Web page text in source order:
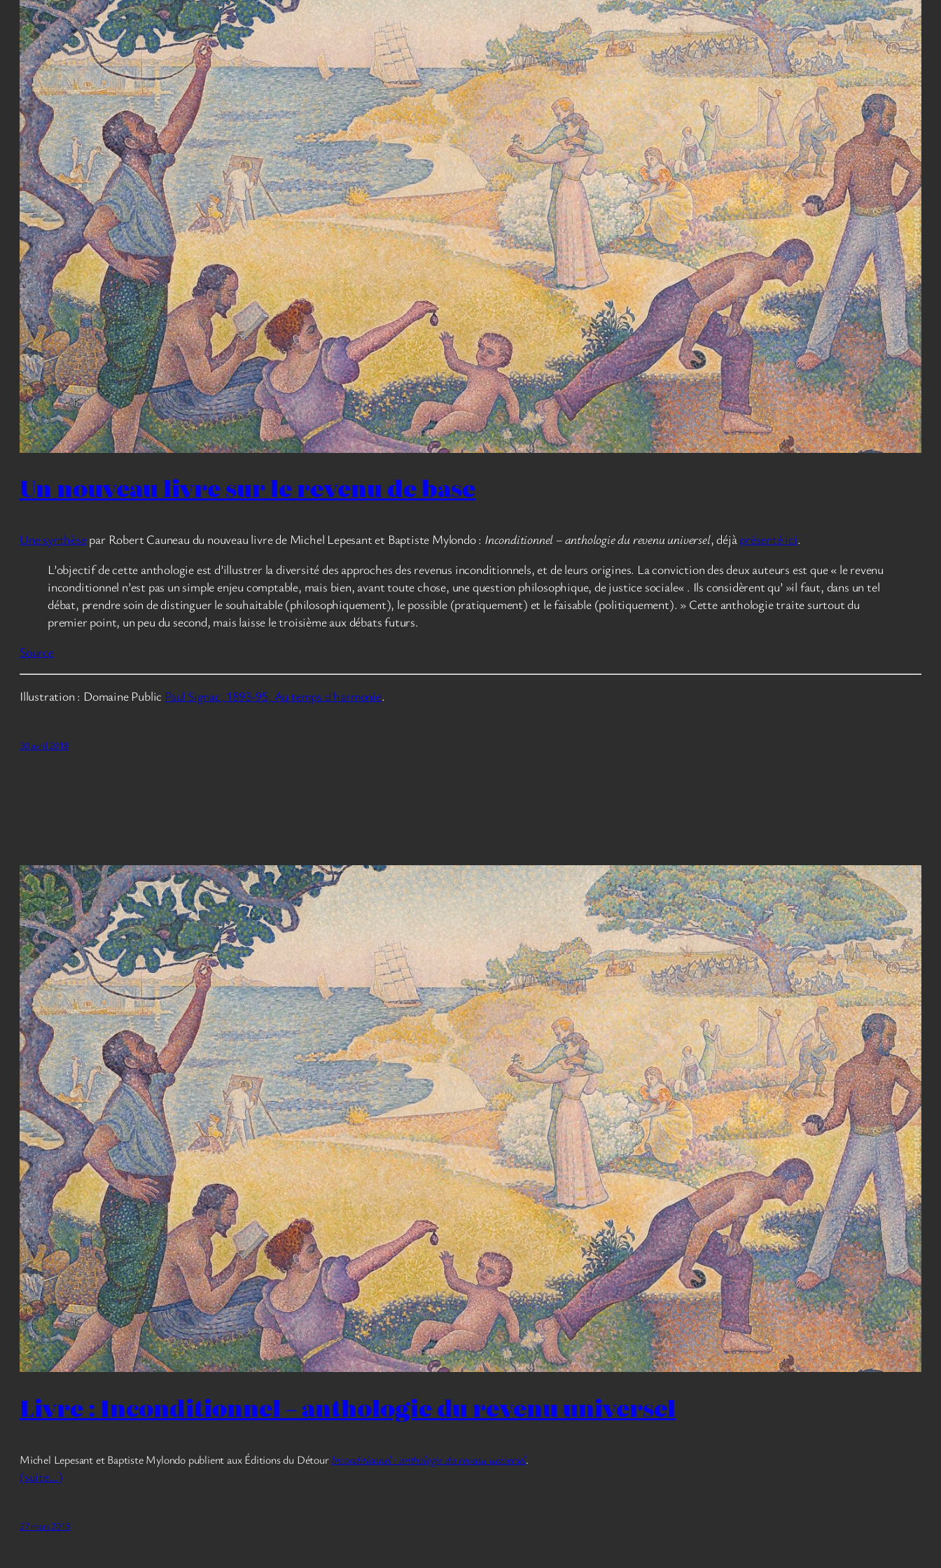
Un nouveau livre sur le revenu de base
Une synthèsepar Robert Cauneau du nouveau livre de Michel Lepesant et Baptiste Mylondo : Inconditionnel – anthologie du revenu universel, déjàprésenté ici.
L’objectif de cette anthologie est d’illustrer la diversité des approches des revenus inconditionnels, et de leurs origines. La conviction des deux auteurs est que « le revenu
inconditionnel n’est pas un simple enjeu comptable, mais bien, avant toute chose, une question philosophique, de justice sociale« . Ils considèrent qu’ »il faut, dans un tel
débat, prendre soin de distinguer le souhaitable (philosophiquement), le possible (pratiquement) et le faisable (politiquement). » Cette anthologie traite surtout du
premier point, un peu du second, mais laisse le troisième aux débats futurs.
Source
Illustration : Domaine Public Paul Signac, 1893-95, Au temps d’harmonie.
30 avril 2018
Livre : Inconditionnel – anthologie du revenu universel
Michel Lepesant et Baptiste Mylondo publient aux Éditions du DétourInconditionnel : anthologie du revenu universel.
(suite…)
27 mars 2018